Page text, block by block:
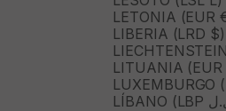
LETONIA (EUR
LIBERIA (LRD $)
LITUANIA (EUR
LUXEMBURGO